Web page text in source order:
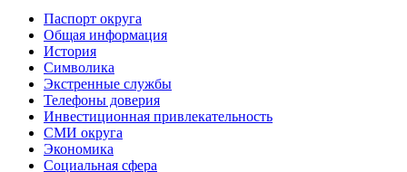
Паспорт округа
Общая информация
История
Символика
Экстренные службы
Телефоны доверия
Инвестиционная привлекательность
СМИ округа
Экономика
Социальная сфера